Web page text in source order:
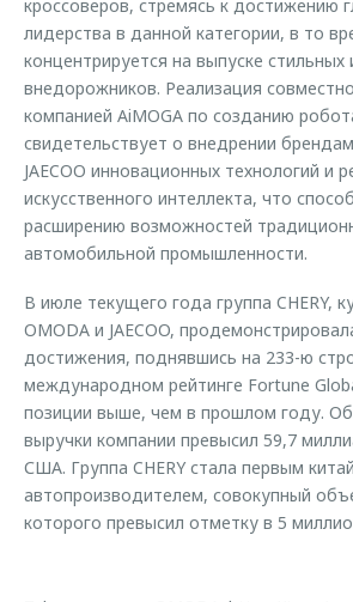
кроссоверов, стремясь к достижению
лидерства в данной категории, в то
концентрируется на выпуске стильных
внедорожников. Реализация
компанией AiMOGA по созданию
свидетельствует о внедрении
JAECOO инновационных технологий и
искусственного интеллекта, что
расширению возможностей
автомобильной промышленности.
В июле текущего года группа CHERY,
OMODA и JAECOO,
достижения, поднявшись на 233-ю
международном рейтинге Fortune
позиции выше, чем в прошлом году.
выручки компании превысил 59,7
США. Группа CHERY стала первым
автопроизводителем, совокупный
которого превысил отметку в 5